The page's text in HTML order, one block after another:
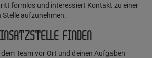
formlos und interessiert Kontakt zu einer
aufzunehmen.
FINDEN
Team vor Ort und deinen Aufgaben